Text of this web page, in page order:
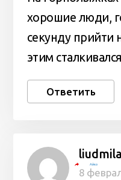
хорошие люди,
секунду прийти
этим
Ответить
liudmila
Айко
8